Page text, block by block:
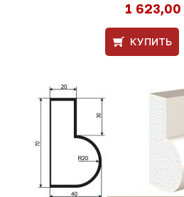
1
КУПИТЬ